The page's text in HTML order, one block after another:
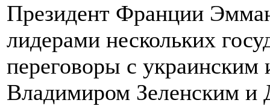
Президент Франции
лидерами нескольких
переговоры с украинским
Владимиром Зеленским и